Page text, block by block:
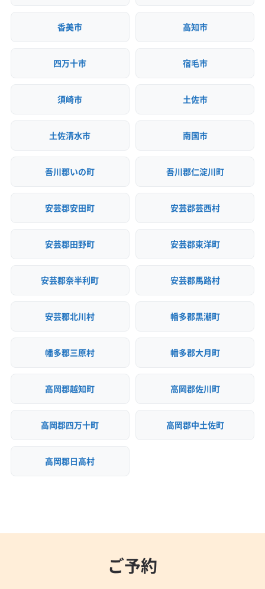
香美市 高知市
四万十市 宿毛市
須崎市 土佐市
土佐清水市 南国市
吾川郡いの町 吾川郡仁淀川町
安芸郡安田町 安芸郡芸西村
安芸郡田野町 安芸郡東洋町
安芸郡奈半利町 安芸郡馬路村
安芸郡北川村 幡多郡黒潮町
幡多郡三原村 幡多郡大月町
高岡郡越知町 高岡郡佐川町
高岡郡四万十町 高岡郡中土佐町
高岡郡日高村
ご予約